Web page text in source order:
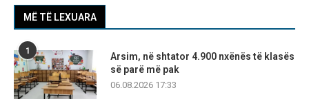
MË TË LEXUARA
1
Arsim, në shtator 4.900 nxënës të klasës
së parë më pak
06.08.2026 17:33